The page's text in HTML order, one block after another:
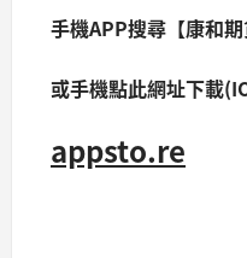
手機APP搜尋【康和期
或手機點此網址下載
appsto.re